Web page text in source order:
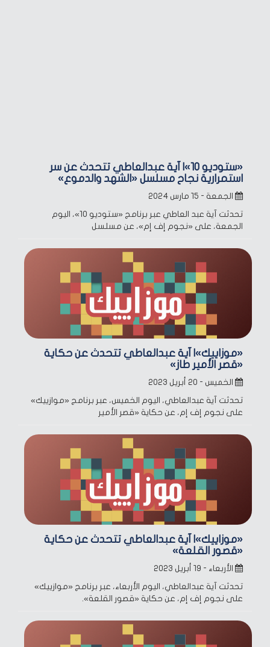
«ستوديو 10»| آية عبدالعاطي تتحدث عن سر
استمرارية نجاح مسلسل «الشهد والدموع»
الجمعة - ١٥ مارس ٢٠٢٤
تحدثت آية عبد العاطي عبر برنامج «ستوديو 10»، اليوم
الجمعة، على «نجوم إف إم»، عن مسلسل
«موزاييك»| آية عبدالعاطي تتحدث عن حكاية
«قصر الأمير طاز»
الخميس - ٢٠ أبريل ٢٠٢٣
تحدثت آية عبدالعاطي، اليوم الخميس، عبر برنامج «موازييك»
على نجوم إف إم، عن حكاية «قصر الأمير
«موزاييك»| آية عبدالعاطي تتحدث عن حكاية
«قصور القلعة»
الأربعاء - ١٩ أبريل ٢٠٢٣
تحدثت آية عبدالعاطي، اليوم الأربعاء، عبر برنامج «موازييك»
على نجوم إف إم، عن حكاية «قصور القلعة».